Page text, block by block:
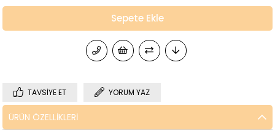
TAVSIYE ET YORUM YAZ
ÜRÜN ÖZELLIKLERI